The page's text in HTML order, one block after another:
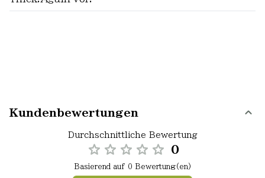
Kundenbewertungen
Durchschnittliche Bewertung
0
Basierend auf 0 Bewertung(en)